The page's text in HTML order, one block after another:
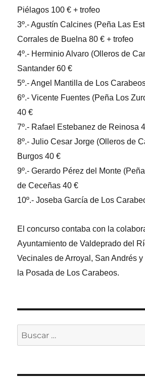
Piélagos 100 € + trofeo
3º.- Agustín Calcines (Peña Las
Corrales de Buelna 80 € + trofeo
4º.- Herminio Alvaro (Olleros de
Santander 60 €
5º.- Angel Mantilla de Los
6º.- Vicente Fuentes (Peña Los
40 €
7º.- Rafael Estebanez de Reinosa
8º.- Julio Cesar Jorge (Olleros de
Burgos 40 €
9º.- Gerardo Pérez del Monte
de Ceceñas 40 €
10º.- Joseba García de Los
El concurso contaba con la
Ayuntamiento de Valdeprado del
Vecinales de Arroyal, San Andrés
la Posada de Los Carabeos.
Buscar
por: